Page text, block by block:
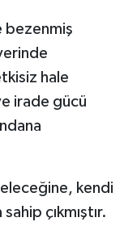
bezenmiş
hale
irade gücü
kendi
çıkmıştır.